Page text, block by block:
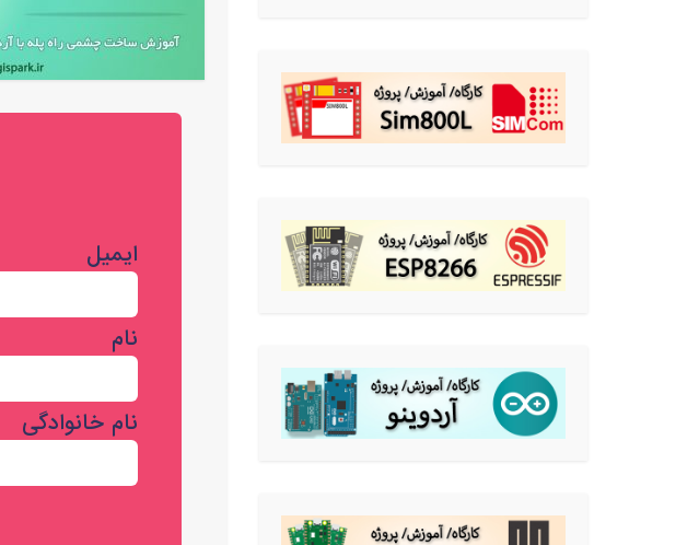
ایمیل
نام
نام خانوادگی